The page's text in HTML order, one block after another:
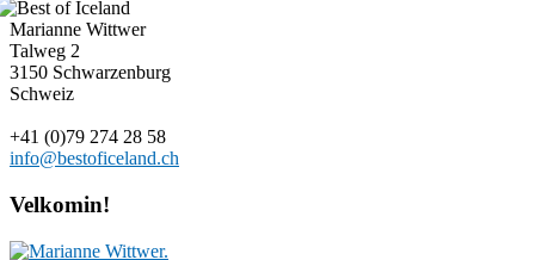
Marianne Wittwer
Talweg 2
3150 Schwarzenburg
Schweiz
+41 (0)79 274 28 58
info@bestoficeland.ch
Velkomin!